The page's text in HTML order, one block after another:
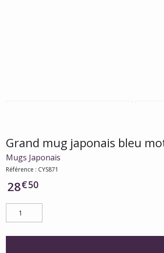
Grand mug japonais bleu
Mugs Japonais
Référence : CYS871
28€50